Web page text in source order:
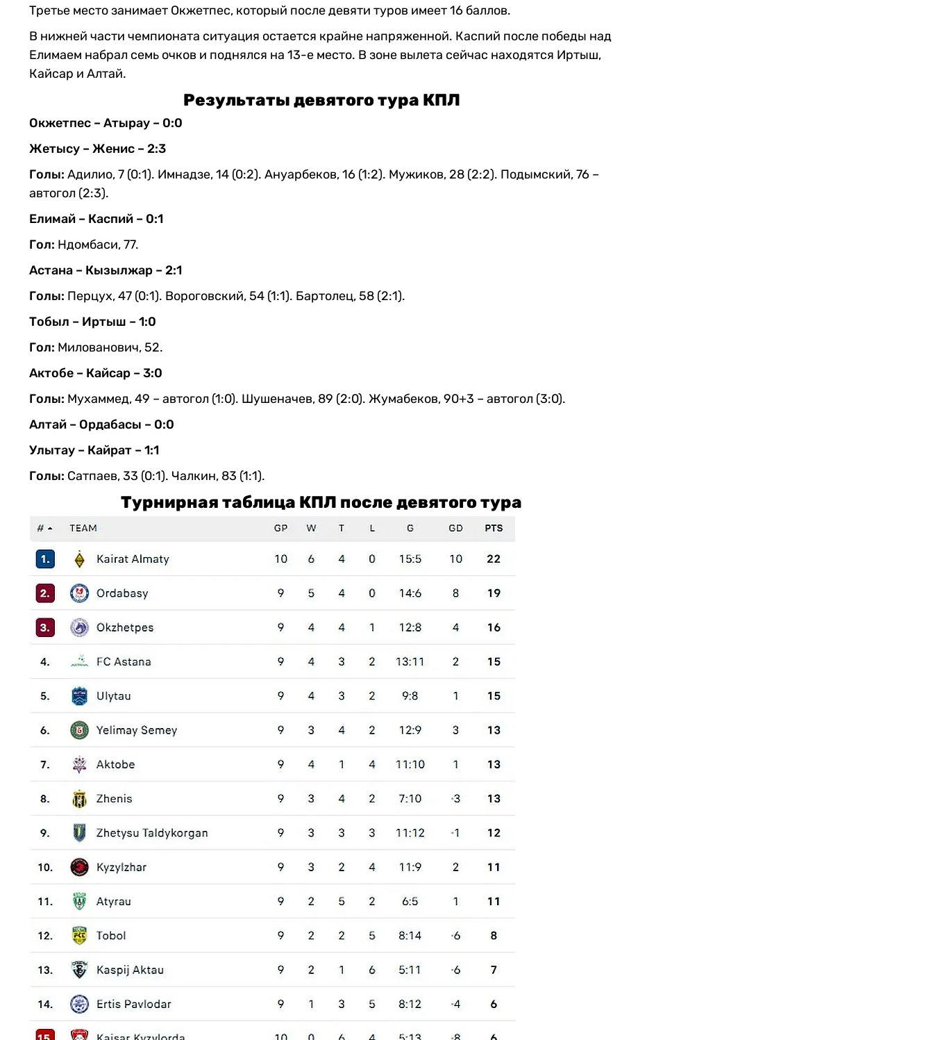
Третье место занимает Окжетпес, который после девяти туров имеет 16 баллов.
В нижней части чемпионата ситуация остается крайне напряженной. Каспий после победы над
Елимаем набрал семь очков и поднялся на 13-е место. В зоне вылета сейчас находятся Иртыш,
Кайсар и Алтай.
Результаты девятого тура КПЛ
Окжетпес – Атырау – 0:0
Жетысу – Женис – 2:3
Голы: Адилио, 7 (0:1). Имнадзе, 14 (0:2). Ануарбеков, 16 (1:2). Мужиков, 28 (2:2). Подымский, 76 –
автогол (2:3).
Елимай – Каспий – 0:1
Гол: Ндомбаси, 77.
Астана – Кызылжар – 2:1
Голы: Перцух, 47 (0:1). Вороговский, 54 (1:1). Бартолец, 58 (2:1).
Тобыл – Иртыш – 1:0
Гол: Милованович, 52.
Актобе – Кайсар – 3:0
Голы: Мухаммед, 49 – автогол (1:0). Шушеначев, 89 (2:0). Жумабеков, 90+3 – автогол (3:0).
Алтай – Ордабасы – 0:0
Улытау – Кайрат – 1:1
Голы: Сатпаев, 33 (0:1). Чалкин, 83 (1:1).
Турнирная таблица КПЛ после девятого тура